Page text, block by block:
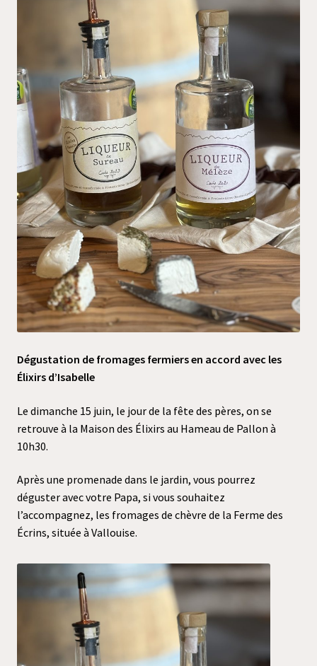
Comment venir ?
Contact / commande
Dégustation de fromages fermiers en accord avec les
Élixirs d’Isabelle
Le dimanche 15 juin, le jour de la fête des pères, on se
retrouve à la Maison des Élixirs au Hameau de Pallon à
10h30.
Après une promenade dans le jardin, vous pourrez
déguster avec votre Papa, si vous souhaitez
l’accompagnez, les fromages de chèvre de la Ferme des
Écrins, située à Vallouise.